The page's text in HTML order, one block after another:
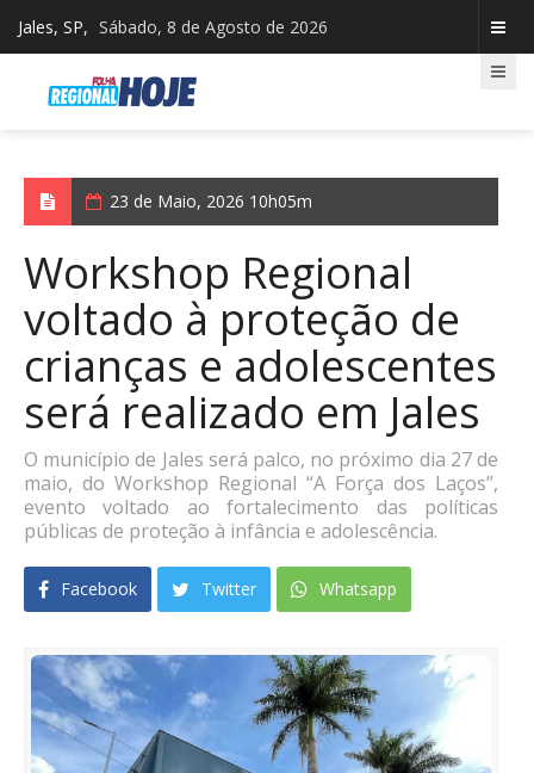
Jales, SP, Sábado, 8 de Agosto de 2026
23 de Maio, 2026 10h05m
Workshop Regional
voltado à proteção de
crianças e adolescentes
será realizado em Jales
O município de Jales será palco, no próximo dia 27 de
maio, do Workshop Regional “A Força dos Laços”,
evento voltado ao fortalecimento das políticas
públicas de proteção à infância e adolescência.
Facebook Twitter Whatsapp